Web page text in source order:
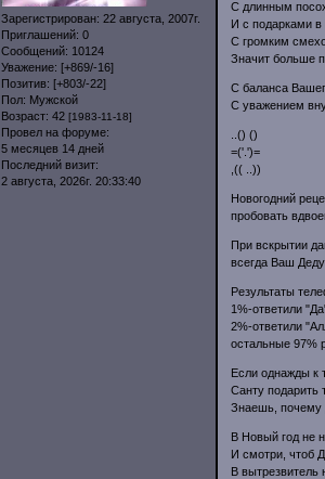
Зарегистрирован: 22 августа, 2007г.
Приглашений: 0
Сообщений: 10124
Уважение: [+869/-16]
Позитив: [+803/-22]
Пол: Мужской
Возраст: 42 [1983-11-18]
Провел на форуме:
5 месяцев 14 дней
Последний визит:
2 августа, 2026г. 20:33:40
С длинным
И с подарками в
С громким
Значит больше
С баланса
С уважением
..() ()
=('.')=
,(( ..))
Новогодний
пробовать
При вскрытии
всегда Ваш
Результаты
1%-ответили
2%-ответили
остальные 97%
Если однажды к
Санту подарить
Знаешь, почему
В Новый год не
И смотри, чтоб
В вытрезвитель